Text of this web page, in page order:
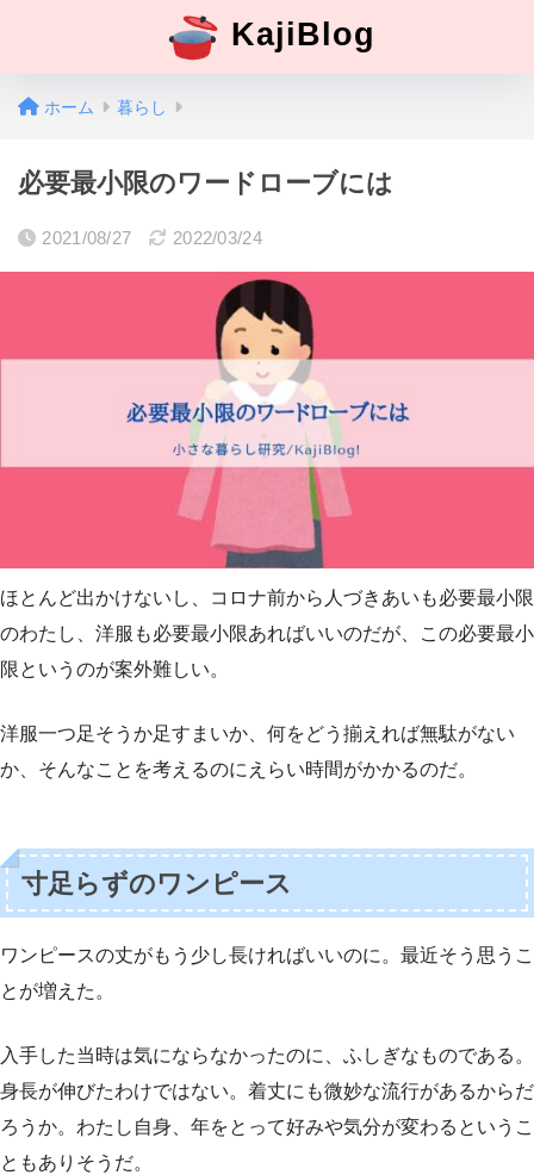
KajiBlog
ホーム 暮らし
必要最小限のワードローブには
2021/08/27 2022/03/24
ほとんど出かけないし、コロナ前から人づきあいも必要最小限
のわたし、洋服も必要最小限あればいいのだが、この必要最小
限というのが案外難しい。
洋服一つ足そうか足すまいか、何をどう揃えれば無駄がない
か、そんなことを考えるのにえらい時間がかかるのだ。
寸足らずのワンピース
ワンピースの丈がもう少し長ければいいのに。最近そう思うこ
とが増えた。
入手した当時は気にならなかったのに、ふしぎなものである。
身長が伸びたわけではない。着丈にも微妙な流行があるからだ
ろうか。わたし自身、年をとって好みや気分が変わるというこ
ともありそうだ。